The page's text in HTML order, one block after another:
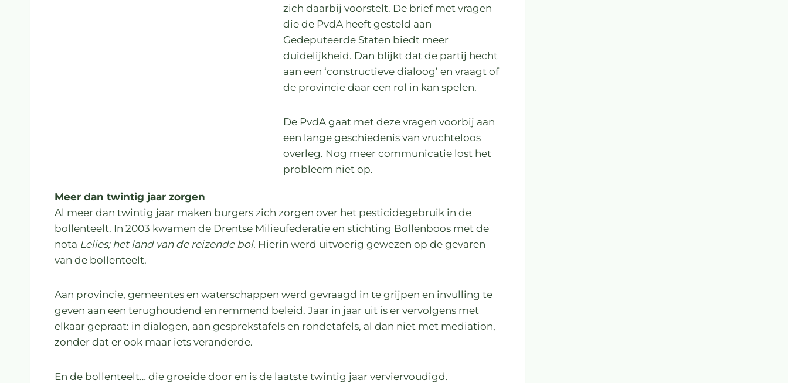
zich daarbij voorstelt. De brief met vragen
die de PvdA heeft gesteld aan
Gedeputeerde Staten biedt meer
duidelijkheid. Dan blijkt dat de partij hecht
aan een ‘constructieve dialoog’ en vraagt of
de provincie daar een rol in kan spelen.
De PvdA gaat met deze vragen voorbij aan
een lange geschiedenis van vruchteloos
overleg. Nog meer communicatie lost het
probleem niet op.
Meer dan twintig jaar zorgen
Al meer dan twintig jaar maken burgers zich zorgen over het pesticidegebruik in de
bollenteelt. In 2003 kwamen de Drentse Milieufederatie en stichting Bollenboos met de
nota Lelies; het land van de reizende bol. Hierin werd uitvoerig gewezen op de gevaren
van de bollenteelt.
Aan provincie, gemeentes en waterschappen werd gevraagd in te grijpen en invulling te
geven aan een terughoudend en remmend beleid. Jaar in jaar uit is er vervolgens met
elkaar gepraat: in dialogen, aan gesprekstafels en rondetafels, al dan niet met mediation,
zonder dat er ook maar iets veranderde.
En de bollenteelt… die groeide door en is de laatste twintig jaar verviervoudigd.